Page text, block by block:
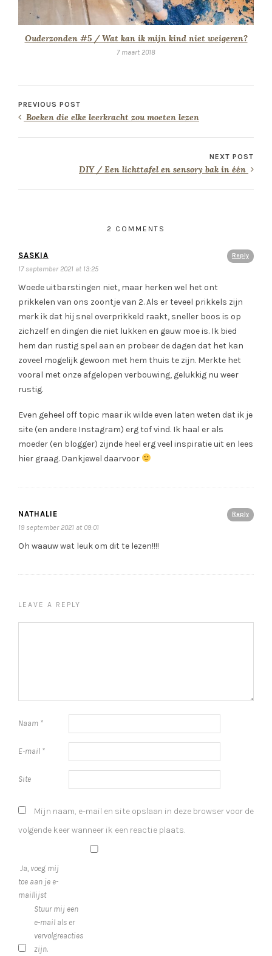
Ouderzonden #5 / Wat kan ik mijn kind niet weigeren?
7 maart 2018
PREVIOUS POST
Boeken die elke leerkracht zou moeten lezen
NEXT POST
DIY / Een lichttafel en sensory bak in één
2 COMMENTS
Reply
SASKIA
17 september 2021 at 13:25
Woede uitbarstingen niet, maar herken wel het ont
prikkelen van ons zoontje van 2. Als er teveel prikkels zijn
merk ik dat hij snel overprikkeld raakt, sneller boos is op
zichzelf en dingen die niet lukken en gauw moe is. Ik bied
hem dan rustig spel aan en probeer de dagen dat het kan
zoveel mogelijk gewoon met hem thuis te zijn. Merkte het
vooral met onze afgelopen verbouwing, gelukkig nu weer
rustig.
Even geheel off topic maar ik wilde even laten weten dat ik je
site (en andere Instagram) erg tof vind. Ik haal er als
moeder (en blogger) zijnde heel erg veel inspiratie uit en lees
hier graag. Dankjewel daarvoor
Reply
NATHALIE
19 september 2021 at 09:01
Oh waauw wat leuk om dit te lezen!!!!
LEAVE A REPLY
Naam *
E-mail *
Site
Mijn naam, e-mail en site opslaan in deze browser voor de
volgende keer wanneer ik een reactie plaats.
Ja, voeg mij
toe aan je e-
maillijst
Stuur mij een
e-mail als er
vervolgreacties
zijn.